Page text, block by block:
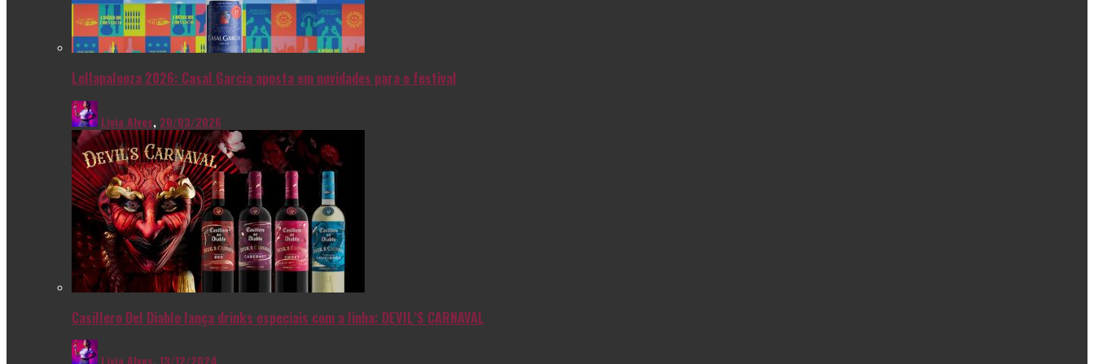
Lollapalooza 2026: Casal Garcia aposta em novidades para o festival
Livia Alves, 20/03/2026
Casillero Del Diablo lança drinks especiais com a linha: DEVIL’S CARNAVAL
Livia Alves 13/12/2024